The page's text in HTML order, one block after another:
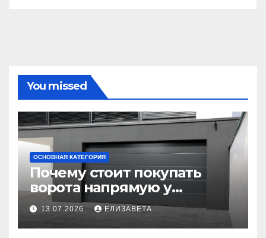
You missed
ОСНОВНАЯ КАТЕГОРИЯ
Почему стоит покупать
ворота напрямую у
производителя
13.07.2026 ЕЛИЗАВЕТА